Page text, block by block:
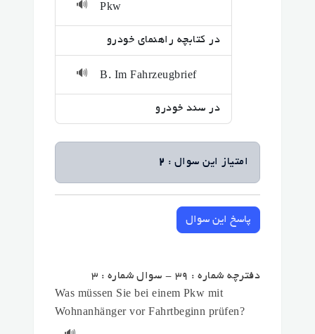
Pkw
🔊
در کتابچه راهنمای خودرو
B. Im Fahrzeugbrief
🔊
در سند خودرو
امتیاز این سوال : 2
پاسخ این سوال
دفترچه شماره : 39 - سوال شماره : 3
Was müssen Sie bei einem Pkw mit
Wohnanhänger vor Fahrtbeginn prüfen?